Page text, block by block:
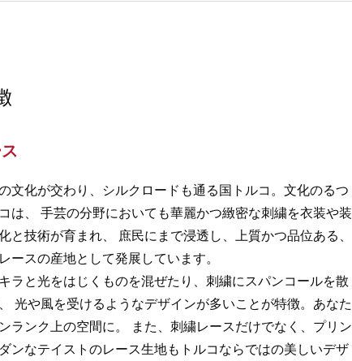
文化が交わり、シルクロードも通る国トルコ。文化のるつ
は、 手芸の分野においても華麗かつ緻密な刺繍を衣装や装
と技術が育まれ、 庶民にまで浸透し、上質かつ品位ある、
ースの産地として発展しています。
ラと光をはじくものを混ぜたり、刺繍にスパンコールを散
光や風を受けるようなデザインが多いことが特徴。あなた
ランク上の空間に。 また、刺繍レースだけでなく、プリン
ンなテイストのレース生地もトルコならではの美しいデザ